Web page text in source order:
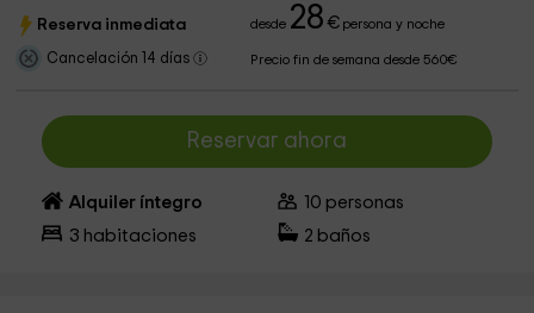
Reserva inmediata desde 28 €persona y noche
Cancelación 14 días Precio fin de semana desde 560€
Reservar ahora
Alquiler íntegro 10 personas
3 habitaciones 2 baños